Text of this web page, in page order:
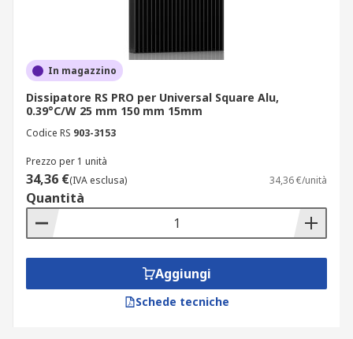
In magazzino
Dissipatore RS PRO per Universal Square Alu,
0.39°C/W 25 mm 150 mm 15mm
Codice RS 903-3153
Prezzo per 1 unità
34,36 €(IVA esclusa) 34,36 €/unità
Quantità
Aggiungi
Schede tecniche